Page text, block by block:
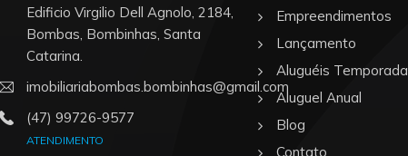
Edificio Virgilio Dell Agnolo, 2184,
Bombas, Bombinhas, Santa
Catarina.
imobiliariabombas.bombinhas@gmail.com
(47) 99726-9577
ATENDIMENTO
Empreendimentos
Lançamento
Aluguéis Temporada
Aluguel Anual
Blog
Contato